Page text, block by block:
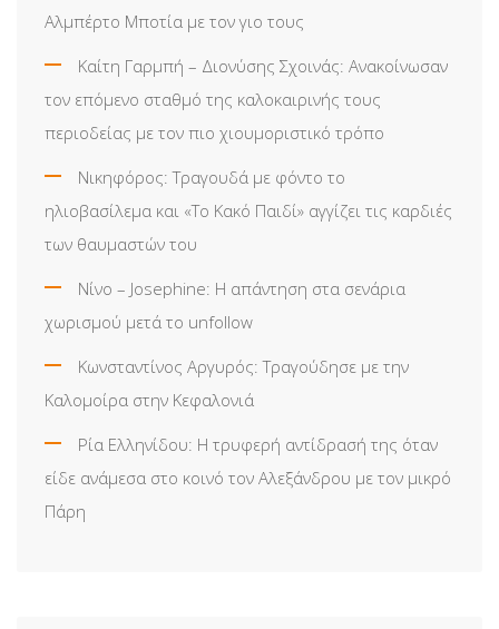
Αλμπέρτο Μποτία με τον γιο τους
Καίτη Γαρμπή – Διονύσης Σχοινάς: Ανακοίνωσαν
τον επόμενο σταθμό της καλοκαιρινής τους
περιοδείας με τον πιο χιουμοριστικό τρόπο
Νικηφόρος: Τραγουδά με φόντο το
ηλιοβασίλεμα και «Το Κακό Παιδί» αγγίζει τις καρδιές
των θαυμαστών του
Νίνο – Josephine: Η απάντηση στα σενάρια
χωρισμού μετά το unfollow
Κωνσταντίνος Αργυρός: Τραγούδησε με την
Καλομοίρα στην Κεφαλονιά
Ρία Ελληνίδου: H τρυφερή αντίδρασή της όταν
είδε ανάμεσα στο κοινό τον Αλεξάνδρου με τον μικρό
Πάρη